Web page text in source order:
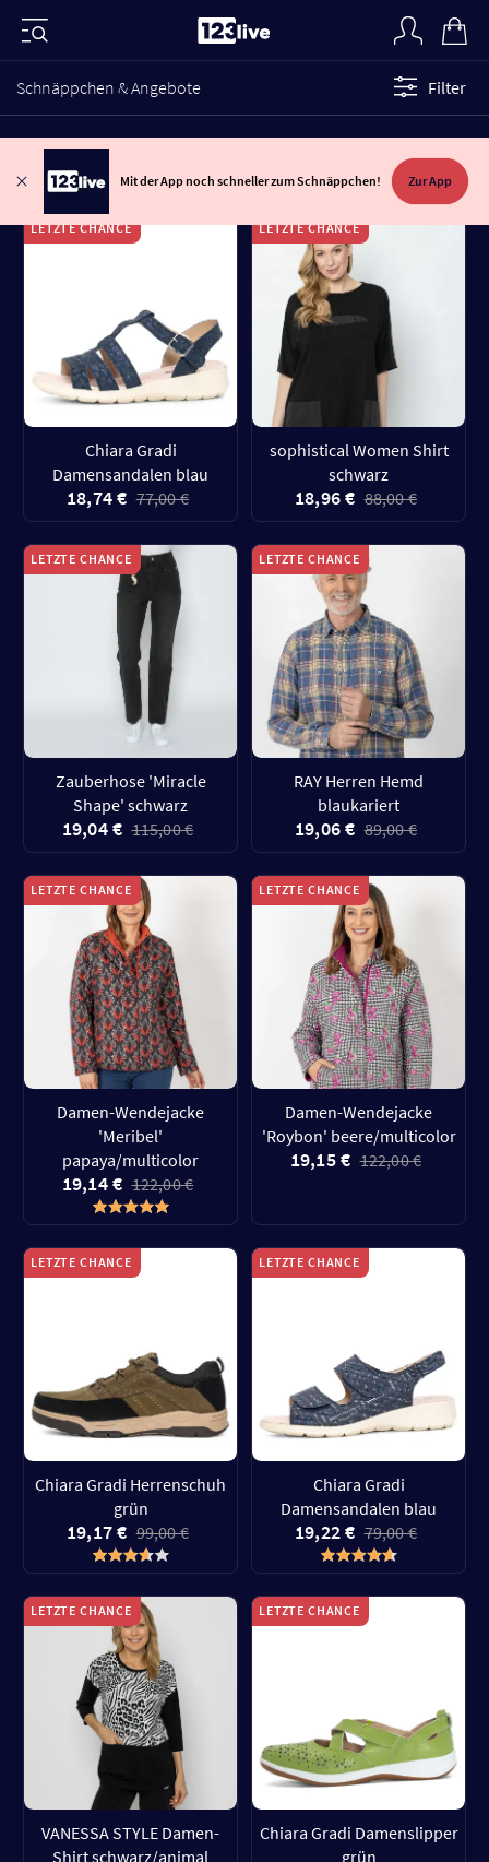
Schnäppchen & Angebote Filter
Mit der App noch schneller zum Schnäppchen! Zur App
LETZTE CHANCE
Chiara Gradi
Damensandalen blau
18,74 € 77,00 €
LETZTE CHANCE
sophistical Women Shirt
schwarz
18,96 € 88,00 €
LETZTE CHANCE
Zauberhose 'Miracle
Shape' schwarz
19,04 € 115,00 €
LETZTE CHANCE
RAY Herren Hemd
blaukariert
19,06 € 89,00 €
LETZTE CHANCE
Damen-Wendejacke
'Meribel'
papaya/multicolor
19,14 € 122,00 €
LETZTE CHANCE
Damen-Wendejacke
'Roybon' beere/multicolor
19,15 € 122,00 €
LETZTE CHANCE
Chiara Gradi Herrenschuh
grün
19,17 € 99,00 €
LETZTE CHANCE
Chiara Gradi
Damensandalen blau
19,22 € 79,00 €
LETZTE CHANCE
VANESSA STYLE Damen-
Shirt schwarz/animal
LETZTE CHANCE
Chiara Gradi Damenslipper
grün